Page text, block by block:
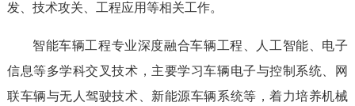
发、技术攻关、工程应用等相关工作。
智能车辆工程专业深度融合车辆工程、人工智能、电子
信息等多学科交叉技术，主要学习车辆电子与控制系统、网
联车辆与无人驾驶技术、新能源车辆系统等，着力培养机械